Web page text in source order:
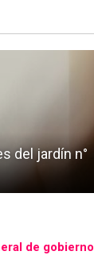
del jardín n°
de gobierno